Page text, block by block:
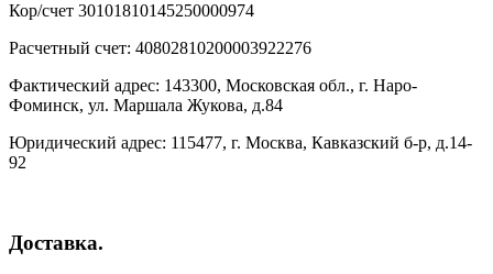
Кор/счет 30101810145250000974
Расчетный счет: 40802810200003922276
Фактический адрес: 143300, Московская обл., г. Наро-
Фоминск, ул. Маршала Жукова, д.84
Юридический адрес: 115477, г. Москва, Кавказский б-р, д.14-
92
Доставка.